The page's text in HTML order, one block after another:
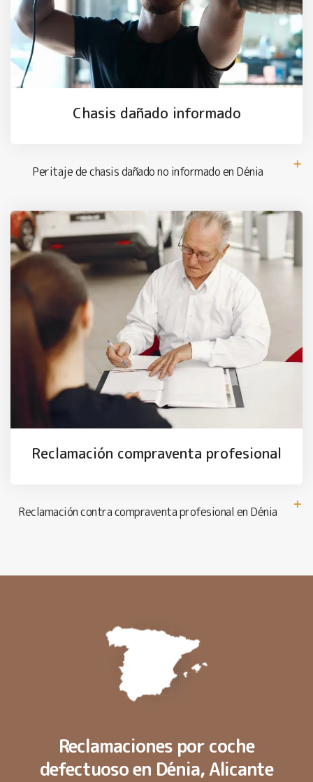
Chasis dañado informado
Peritaje de chasis dañado no informado en Dénia
Reclamación compraventa profesional
Reclamación contra compraventa profesional en Dénia
Reclamaciones por coche
defectuoso en Dénia, Alicante